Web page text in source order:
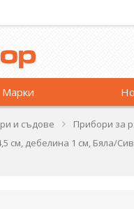
Марки
и съдове Прибори за
см, дебелина 1 см, Бяла/